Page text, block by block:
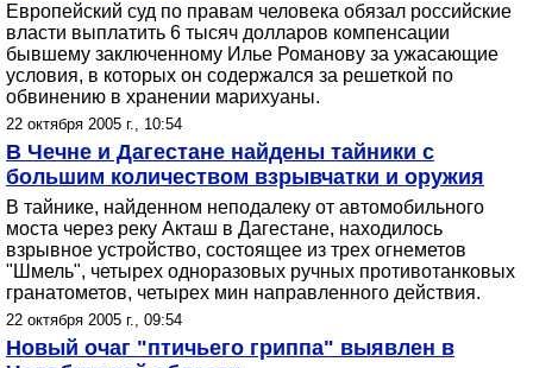
Европейский суд по правам человека обязал российские
власти выплатить 6 тысяч долларов компенсации
бывшему заключенному Илье Романову за ужасающие
условия, в которых он содержался за решеткой по
обвинению в хранении марихуаны.
22 октября 2005 г., 10:54
В Чечне и Дагестане найдены тайники с
большим количеством взрывчатки и оружия
В тайнике, найденном неподалеку от автомобильного
моста через реку Акташ в Дагестане, находилось
взрывное устройство, состоящее из трех огнеметов
"Шмель", четырех одноразовых ручных противотанковых
гранатометов, четырех мин направленного действия.
22 октября 2005 г., 09:54
Новый очаг "птичьего гриппа" выявлен в